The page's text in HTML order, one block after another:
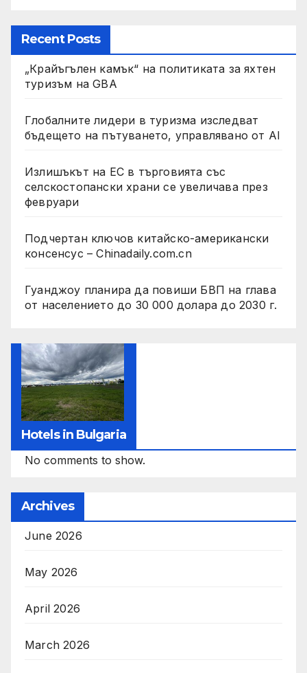
Recent Posts
„Крайъгълен камък“ на политиката за яхтен
туризъм на GBA
Глобалните лидери в туризма изследват
бъдещето на пътуването, управлявано от AI
Излишъкът на ЕС в търговията със
селскостопански храни се увеличава през
февруари
Подчертан ключов китайско-американски
консенсус – Chinadaily.com.cn
Гуанджоу планира да повиши БВП на глава
от населението до 30 000 долара до 2030 г.
Hotels in Bulgaria
No comments to show.
Archives
June 2026
May 2026
April 2026
March 2026